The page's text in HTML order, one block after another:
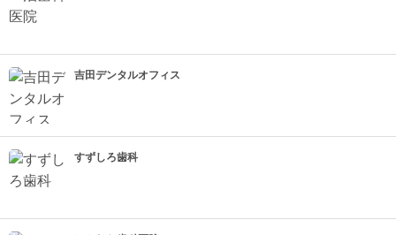
吉田デンタルオフィス
すずしろ歯科